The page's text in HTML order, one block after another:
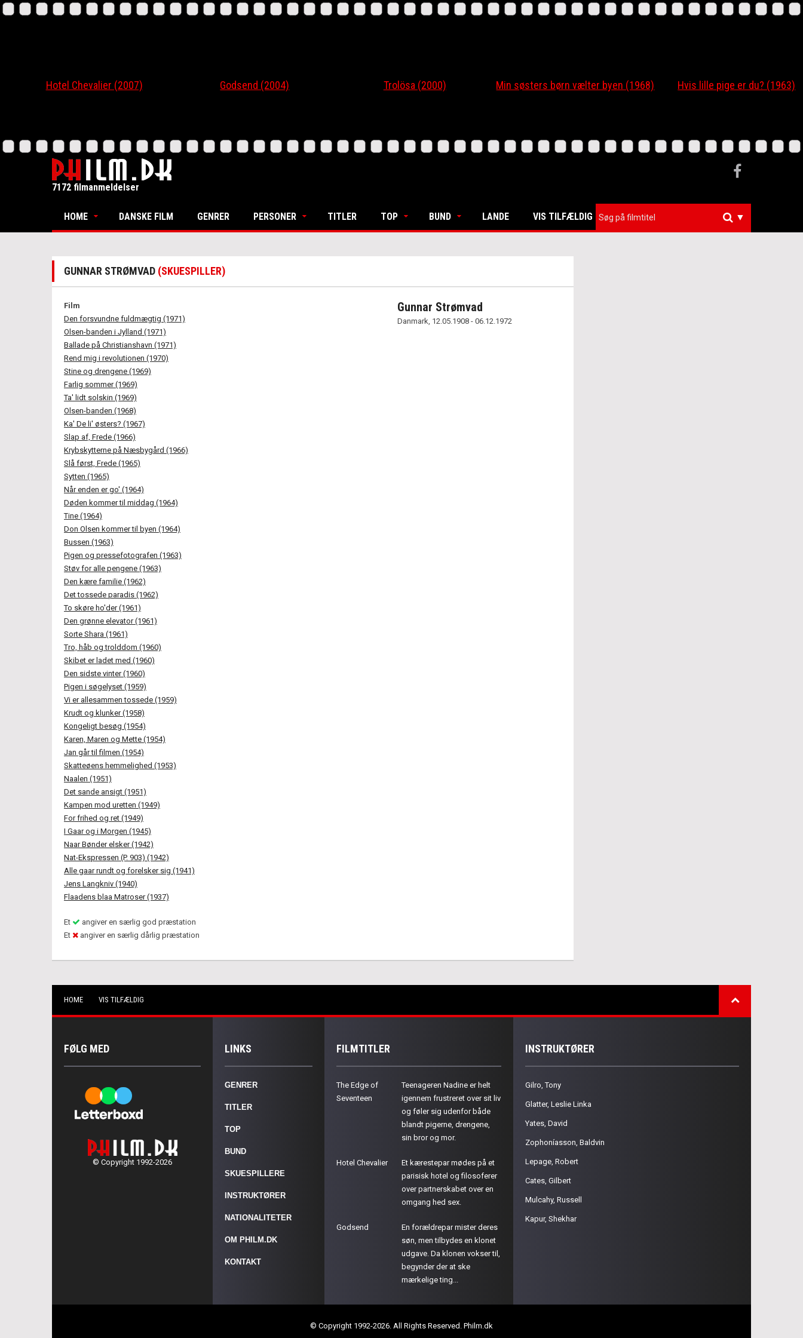
Hotel Chevalier (2007) Godsend (2004) Trolösa (2000) Min søsters børn vælter byen (1968) Hvis lille pige er du? (1963)
7172 filmanmeldelser
HOME DANSKE FILM GENRER PERSONER TITLER TOP BUND LANDE VIS TILFÆLDIG ▼
GUNNAR STRØMVAD (SKUESPILLER)
Gunnar Strømvad
Danmark, 12.05.1908 - 06.12.1972
Film
Den forsvundne fuldmægtig (1971)
Olsen-banden i Jylland (1971)
Ballade på Christianshavn (1971)
Rend mig i revolutionen (1970)
Stine og drengene (1969)
Farlig sommer (1969)
Ta' lidt solskin (1969)
Olsen-banden (1968)
Ka' De li' østers? (1967)
Slap af, Frede (1966)
Krybskytterne på Næsbygård (1966)
Slå først, Frede (1965)
Sytten (1965)
Når enden er go' (1964)
Døden kommer til middag (1964)
Tine (1964)
Don Olsen kommer til byen (1964)
Bussen (1963)
Pigen og pressefotografen (1963)
Støv for alle pengene (1963)
Den kære familie (1962)
Det tossede paradis (1962)
To skøre ho'der (1961)
Den grønne elevator (1961)
Sorte Shara (1961)
Tro, håb og trolddom (1960)
Skibet er ladet med (1960)
Den sidste vinter (1960)
Pigen i søgelyset (1959)
Vi er allesammen tossede (1959)
Krudt og klunker (1958)
Kongeligt besøg (1954)
Karen, Maren og Mette (1954)
Jan går til filmen (1954)
Skatteøens hemmelighed (1953)
Naalen (1951)
Det sande ansigt (1951)
Kampen mod uretten (1949)
For frihed og ret (1949)
I Gaar og i Morgen (1945)
Naar Bønder elsker (1942)
Nat-Ekspressen (P. 903) (1942)
Alle gaar rundt og forelsker sig (1941)
Jens Langkniv (1940)
Flaadens blaa Matroser (1937)
Et
angiver en særlig god præstation
Et
angiver en særlig dårlig præstation
HOME VIS TILFÆLDIG
FØLG MED
© Copyright 1992-2026
LINKS
GENRER
TITLER
TOP
BUND
SKUESPILLERE
INSTRUKTØRER
NATIONALITETER
OM PHILM.DK
KONTAKT
FILMTITLER
The Edge of
Seventeen
Teenageren Nadine er helt
igennem frustreret over sit liv
og føler sig udenfor både
blandt pigerne, drengene,
sin bror og mor.
Hotel Chevalier
Et kærestepar mødes på et
parisisk hotel og filosoferer
over partnerskabet over en
omgang hed sex.
Godsend
En forældrepar mister deres
søn, men tilbydes en klonet
udgave. Da klonen vokser til,
begynder der at ske
mærkelige ting...
INSTRUKTØRER
Gilro, Tony
Glatter, Leslie Linka
Yates, David
Zophoníasson, Baldvin
Lepage, Robert
Cates, Gilbert
Mulcahy, Russell
Kapur, Shekhar
© Copyright 1992-2026. All Rights Reserved. Philm.dk